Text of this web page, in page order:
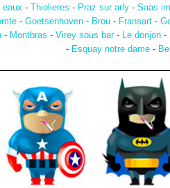
eaux - Thiolieres - Praz sur arly - Saas
- Goetsenhoven - Brou - Fransart -
- Montbras - Virey sous bar- Le donjon-
- Esquay notre dame -